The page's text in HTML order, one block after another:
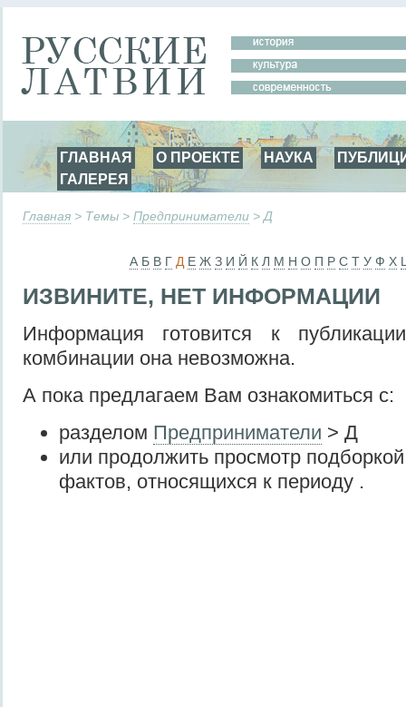
ГЛАВНАЯ О ПРОЕКТЕ НАУКА
ГАЛЕРЕЯ
Главная > Темы > Предприниматели > Д
А Б В Г Д Е Ж З И Й К Л М Н О П Р С Т У Ф Х
ИЗВИНИТЕ, НЕТ ИНФОРМАЦИИ
Информация готовится к
комбинации она невозможна.
А пока предлагаем Вам ознакомиться с:
разделом Предприниматели > Д
или продолжить просмотр подборкой
фактов, относящихся к периоду .